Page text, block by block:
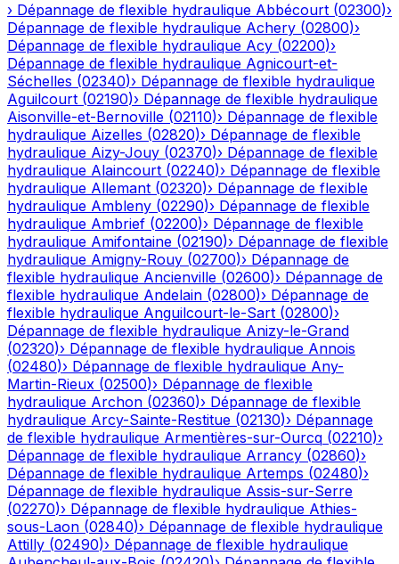
› Dépannage de flexible hydraulique Abbécourt (02300)›
Dépannage de flexible hydraulique Achery (02800)›
Dépannage de flexible hydraulique Acy (02200)›
Dépannage de flexible hydraulique Agnicourt-et-
Séchelles (02340)› Dépannage de flexible hydraulique
Aguilcourt (02190)› Dépannage de flexible hydraulique
Aisonville-et-Bernoville (02110)› Dépannage de flexible
hydraulique Aizelles (02820)› Dépannage de flexible
hydraulique Aizy-Jouy (02370)› Dépannage de flexible
hydraulique Alaincourt (02240)› Dépannage de flexible
hydraulique Allemant (02320)› Dépannage de flexible
hydraulique Ambleny (02290)› Dépannage de flexible
hydraulique Ambrief (02200)› Dépannage de flexible
hydraulique Amifontaine (02190)› Dépannage de flexible
hydraulique Amigny-Rouy (02700)› Dépannage de
flexible hydraulique Ancienville (02600)› Dépannage de
flexible hydraulique Andelain (02800)› Dépannage de
flexible hydraulique Anguilcourt-le-Sart (02800)›
Dépannage de flexible hydraulique Anizy-le-Grand
(02320)› Dépannage de flexible hydraulique Annois
(02480)› Dépannage de flexible hydraulique Any-
Martin-Rieux (02500)› Dépannage de flexible
hydraulique Archon (02360)› Dépannage de flexible
hydraulique Arcy-Sainte-Restitue (02130)› Dépannage
de flexible hydraulique Armentières-sur-Ourcq (02210)›
Dépannage de flexible hydraulique Arrancy (02860)›
Dépannage de flexible hydraulique Artemps (02480)›
Dépannage de flexible hydraulique Assis-sur-Serre
(02270)› Dépannage de flexible hydraulique Athies-
sous-Laon (02840)› Dépannage de flexible hydraulique
Attilly (02490)› Dépannage de flexible hydraulique